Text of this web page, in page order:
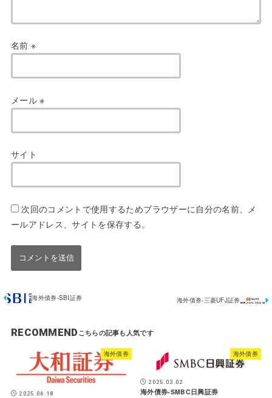
名前 ※
メール※
サイト
次回のコメントで使用するためブラウザーに自分の名前、メ
ールアドレス、サイトを保存する。
海外債券-SBI証券 海外債券-三菱UFJ証券
RECOMMEND
海外債券
2025.06.18
海外債券
2025.03.02
海外債券-SMBC日興証券